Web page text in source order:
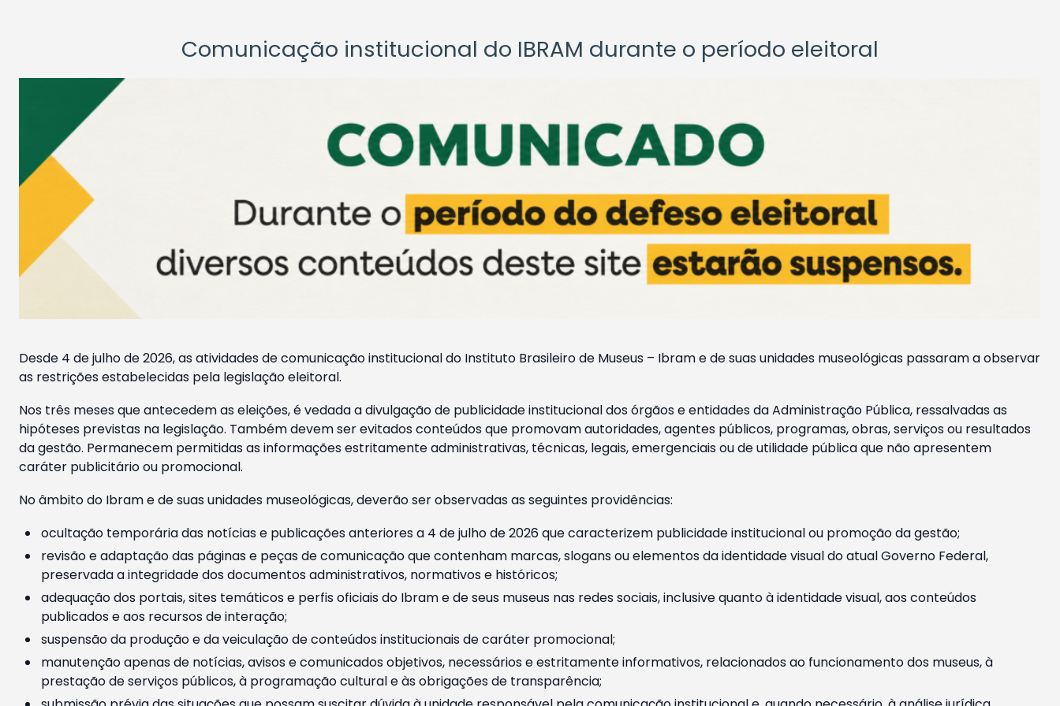
Comunicação institucional do IBRAM durante o período eleitoral
Desde 4 de julho de 2026, as atividades de comunicação institucional do Instituto Brasileiro de Museus – Ibram e de suas unidades museológicas passaram a observar
as restrições estabelecidas pela legislação eleitoral.
Nos três meses que antecedem as eleições, é vedada a divulgação de publicidade institucional dos órgãos e entidades da Administração Pública, ressalvadas as
hipóteses previstas na legislação. Também devem ser evitados conteúdos que promovam autoridades, agentes públicos, programas, obras, serviços ou resultados
da gestão. Permanecem permitidas as informações estritamente administrativas, técnicas, legais, emergenciais ou de utilidade pública que não apresentem
caráter publicitário ou promocional.
No âmbito do Ibram e de suas unidades museológicas, deverão ser observadas as seguintes providências:
ocultação temporária das notícias e publicações anteriores a 4 de julho de 2026 que caracterizem publicidade institucional ou promoção da gestão;
revisão e adaptação das páginas e peças de comunicação que contenham marcas, slogans ou elementos da identidade visual do atual Governo Federal,
preservada a integridade dos documentos administrativos, normativos e históricos;
adequação dos portais, sites temáticos e perfis oficiais do Ibram e de seus museus nas redes sociais, inclusive quanto à identidade visual, aos conteúdos
publicados e aos recursos de interação;
suspensão da produção e da veiculação de conteúdos institucionais de caráter promocional;
manutenção apenas de notícias, avisos e comunicados objetivos, necessários e estritamente informativos, relacionados ao funcionamento dos museus, à
prestação de serviços públicos, à programação cultural e às obrigações de transparência;